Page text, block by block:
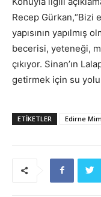
Recep Gürkan,“Bizi
yapısının yapılmış
becerisi, yeteneği,
çıkıyor. Sinan’ın
getirmek için su yolu
ETIKETLER Edirne